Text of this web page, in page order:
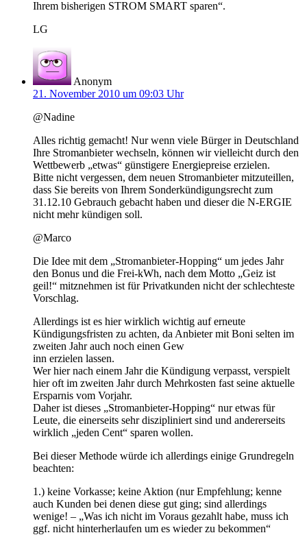
Ihrem bisherigen STROM SMART sparen“.
LG
Anonym
21. November 2010 um 09:03 Uhr
@Nadine
Alles richtig gemacht! Nur wenn viele Bürger in Deutschland
Ihre Stromanbieter wechseln, können wir vielleicht durch den
Wettbewerb „etwas“ günstigere Energiepreise erzielen.
Bitte nicht vergessen, dem neuen Stromanbieter mitzuteillen,
dass Sie bereits von Ihrem Sonderkündigungsrecht zum
31.12.10 Gebrauch gebacht haben und dieser die N-ERGIE
nicht mehr kündigen soll.
@Marco
Die Idee mit dem „Stromanbieter-Hopping“ um jedes Jahr
den Bonus und die Frei-kWh, nach dem Motto „Geiz ist
geil!“ mitznehmen ist für Privatkunden nicht der schlechteste
Vorschlag.
Allerdings ist es hier wirklich wichtig auf erneute
Kündigungsfristen zu achten, da Anbieter mit Boni selten im
zweiten Jahr auch noch einen Gew
inn erzielen lassen.
Wer hier nach einem Jahr die Kündigung verpasst, verspielt
hier oft im zweiten Jahr durch Mehrkosten fast seine aktuelle
Ersparnis vom Vorjahr.
Daher ist dieses „Stromanbieter-Hopping“ nur etwas für
Leute, die einerseits sehr diszipliniert sind und andererseits
wirklich „jeden Cent“ sparen wollen.
Bei dieser Methode würde ich allerdings einige Grundregeln
beachten:
1.) keine Vorkasse; keine Aktion (nur Empfehlung; kenne
auch Kunden bei denen diese gut ging; sind allerdings
wenige! – „Was ich nicht im Voraus gezahlt habe, muss ich
ggf. nicht hinterherlaufen um es wieder zu bekommen“